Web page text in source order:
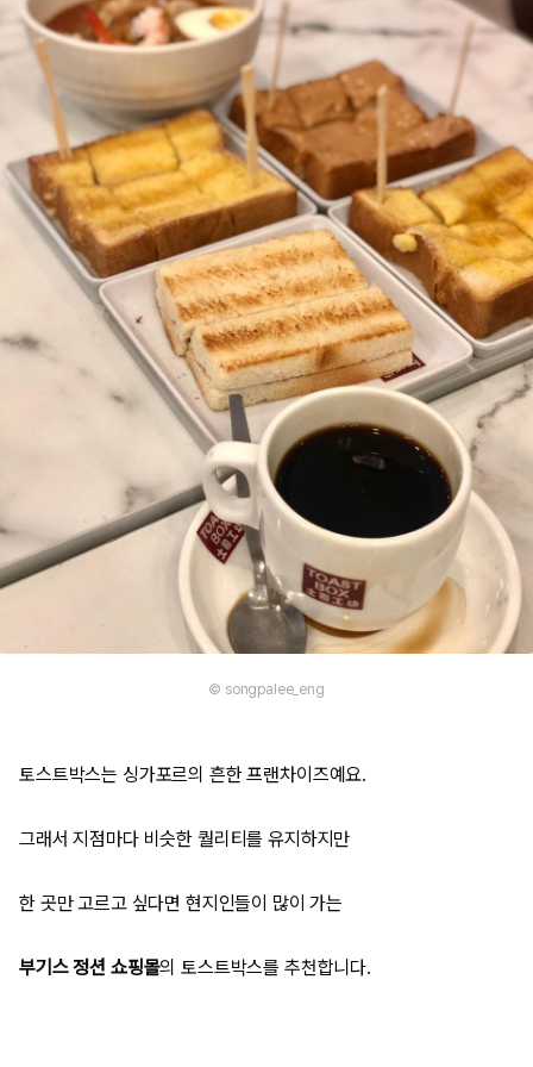
© songpalee_eng
토스트박스는 싱가포르의 흔한 프랜차이즈예요.
그래서 지점마다 비슷한 퀄리티를 유지하지만
한 곳만 고르고 싶다면 현지인들이 많이 가는
부기스 정션 쇼핑몰의 토스트박스를 추천합니다.